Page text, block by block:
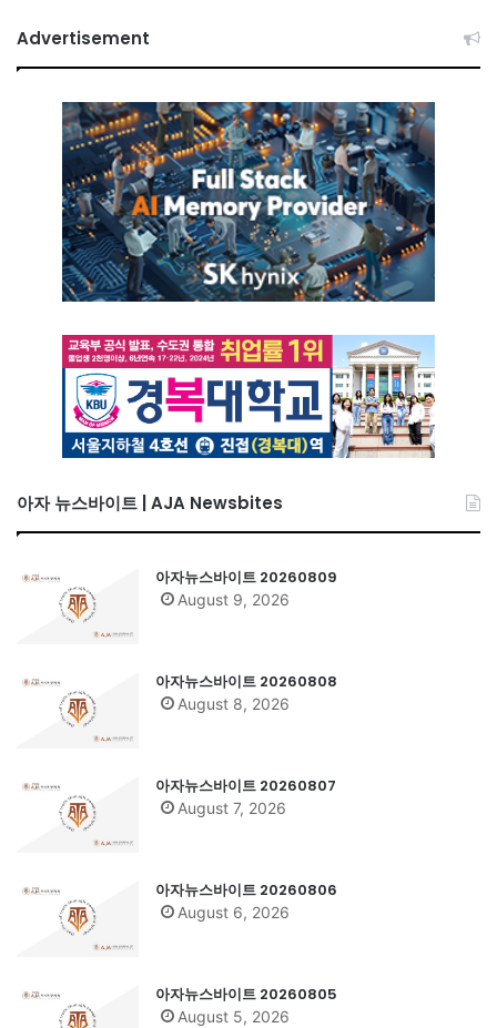
Advertisement
아자 뉴스바이트 | AJA Newsbites
아자뉴스바이트 20260809
August 9, 2026
아자뉴스바이트 20260808
August 8, 2026
아자뉴스바이트 20260807
August 7, 2026
아자뉴스바이트 20260806
August 6, 2026
아자뉴스바이트 20260805
August 5, 2026